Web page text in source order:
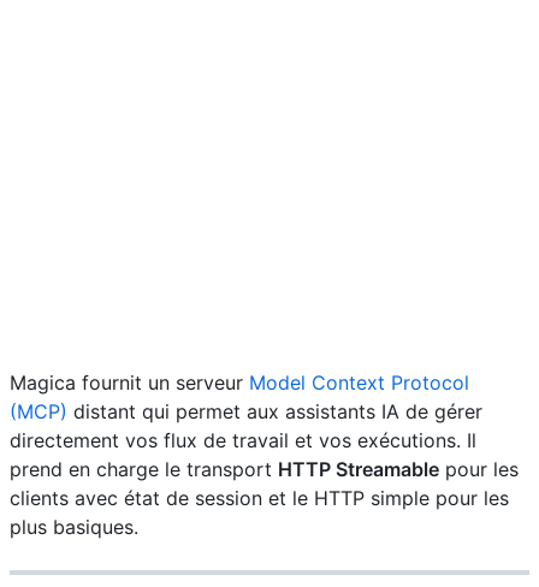
Magica fournit un serveur Model Context Protocol
(MCP) distant qui permet aux assistants IA de gérer
directement vos flux de travail et vos exécutions. Il
prend en charge le transport HTTP Streamable pour les
clients avec état de session et le HTTP simple pour les
plus basiques.